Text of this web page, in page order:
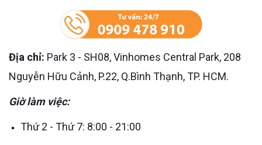
Địa chỉ: Park 3 - SH08, Vinhomes Central Park, 208
Nguyễn Hữu Cảnh, P.22, Q.Bình Thạnh, TP. HCM.
Giờ làm việc:
Thứ 2 - Thứ 7: 8:00 - 21:00